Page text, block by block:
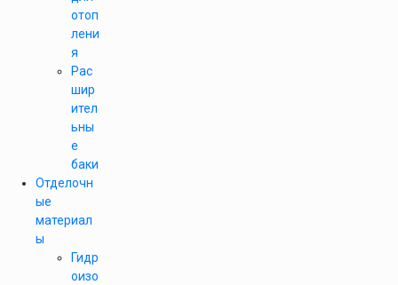
отоп
лени
я
Рас
шир
ител
ьны
е
баки
Отделочн
ые
материал
ы
Гидр
оизо